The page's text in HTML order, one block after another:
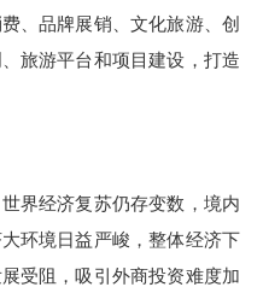
、品牌展销、文化旅游、创
旅游平台和项目建设，打造
经济复苏仍存变数，境内
环境日益严峻，整体经济下
受阻，吸引外商投资难度加